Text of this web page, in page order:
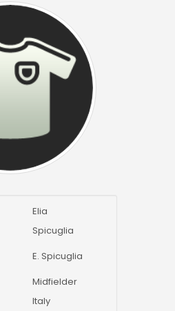
Elia
Spicuglia
E. Spicuglia
Midfielder
Italy